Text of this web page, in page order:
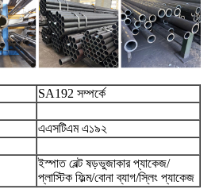
SA192 সম্পর্কে
এএসটিএম এ১৯২
ইস্পাত বেল্ট ষড়ভুজাকার প্যাকেজ/
প্লাস্টিক ফিল্ম/বোনা ব্যাগ/স্লিং প্যাকেজ